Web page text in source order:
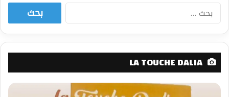
البحث
LA TOUCHE DALIA